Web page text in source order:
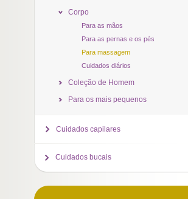
Corpo
Para as mãos
Para as pernas e os pés
Para massagem
Cuidados diários
Coleção de Homem
Para os mais pequenos
Cuidados capilares
Cuidados bucais